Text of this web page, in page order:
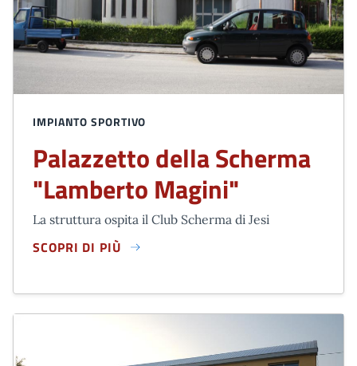
IMPIANTO SPORTIVO
Palazzetto della Scherma
"Lamberto Magini"
La struttura ospita il Club Scherma di Jesi
SCOPRI DI PIÙ
PALAZZETTO DELLA SCHERMA "LAMBERTO MAGINI"